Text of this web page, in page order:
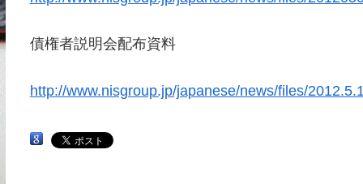
債権者説明会配布資料
http://www.nisgroup.jp/japanese/news/files/